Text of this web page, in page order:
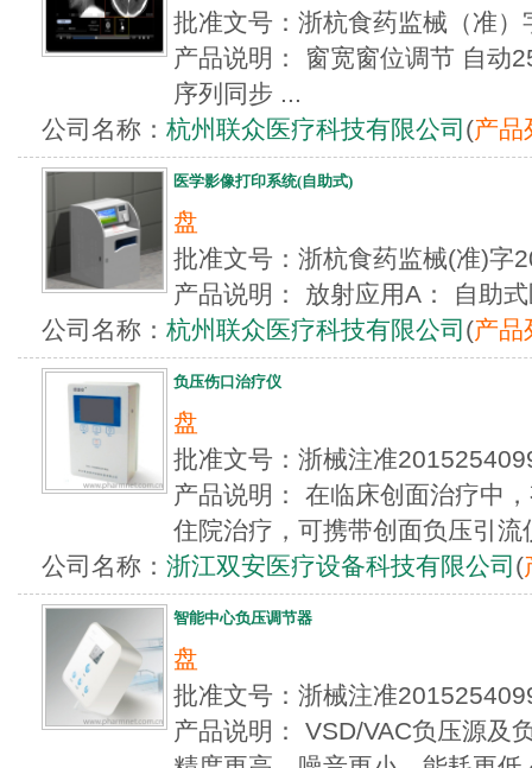
批准文号：浙杭食药监械（
产品说明： 窗宽窗位调节 自动
序列同步 ...
公司名称： 杭州联众医疗科技有限公司 (产品
医学影像打印系统(自助式)
盘
批准文号：浙杭食药监械(准)
产品说明： 放射应用A： 自
公司名称： 杭州联众医疗科技有限公司 (产品
负压伤口治疗仪
盘
批准文号：浙械注准
产品说明： 在临床创面治疗中
住院治疗，可携带创面负压引流
公司名称： 浙江双安医疗设备科技有限公司 (
智能中心负压调节器
盘
批准文号：浙械注准
产品说明： VSD/VAC负压源及